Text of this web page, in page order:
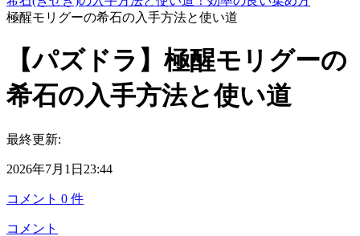
極醒モリグーの希石の入手方法と使い道
【パズドラ】極醒モリグーの
希石の入手方法と使い道
最終更新:
2026年7月1日23:44
コメント 0 件
コメント